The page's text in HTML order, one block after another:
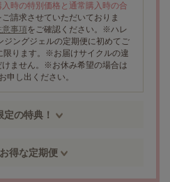
入時の特別価格と通常購入時の合
ご請求させていただいておりま
事項をご確認ください。※ハレ
ジングジェルの定期便に初めてご
限ります。※お届けサイクルの違
けません。※お休み希望の場合は
申し出ください。
定の特典！
得な定期便